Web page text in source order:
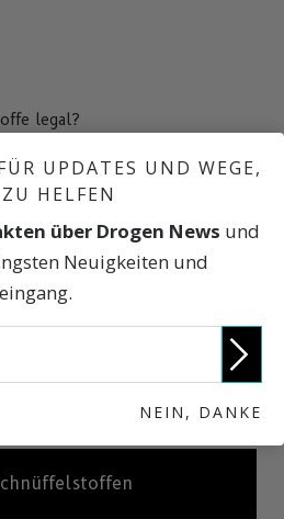
legal?
WEITER
Fakten über Drogen
UPDATES UND WEGE,
HELFEN
über Drogen News und
Neuigkeiten und
NEIN, DANKE